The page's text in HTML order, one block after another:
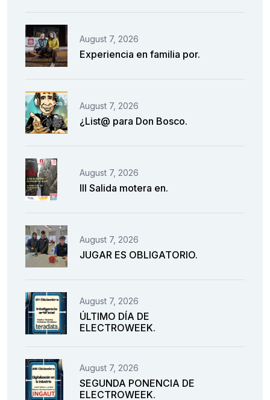
August 7, 2026
Experiencia en familia por.
August 7, 2026
¿List@ para Don Bosco.
August 7, 2026
III Salida motera en.
August 7, 2026
JUGAR ES OBLIGATORIO.
August 7, 2026
ÚLTIMO DÍA DE
ELECTROWEEK.
August 7, 2026
SEGUNDA PONENCIA DE
ELECTROWEEK.